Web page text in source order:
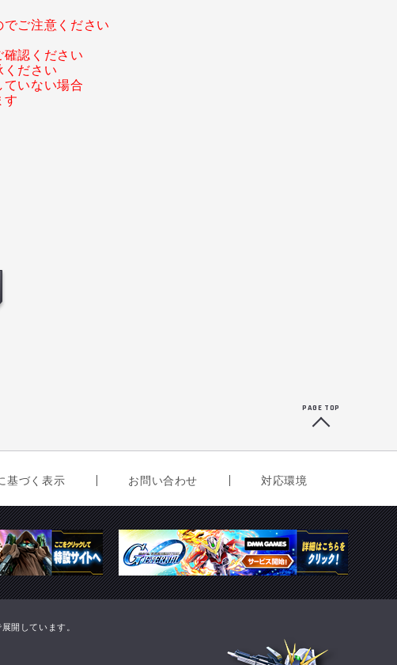
ご注意ください
認ください
ださい
いない場合
す
PAGE TOP
基づく表示 お問い合わせ 対応環境
開しています。